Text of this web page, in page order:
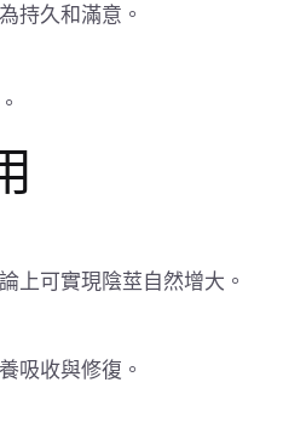
持久和滿意。
上可實現陰莖自然增大。
吸收與修復。